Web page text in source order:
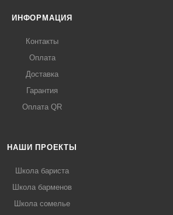
ИНФОРМАЦИЯ
Контакты
Оплата
Доставка
Гарантия
Оплата QR
НАШИ ПРОЕКТЫ
Школа бариста
Школа барменов
Школа сомелье